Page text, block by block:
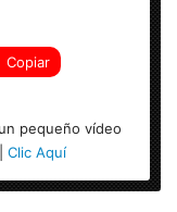
Copiar
pequeño vídeo
Clic Aquí